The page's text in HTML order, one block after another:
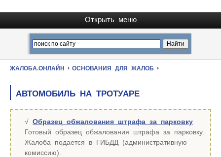
ЖАЛОБА.ОНЛАЙН ОСНОВАНИЯ ДЛЯ ЖАЛОБ
АВТОМОБИЛЬ НА ТРОТУАРЕ
Образец обжалования штрафа за парковку
Готовый образец обжалования штрафа за парковку.
Жалоба подается в ГИБДД (административную
комиссию).